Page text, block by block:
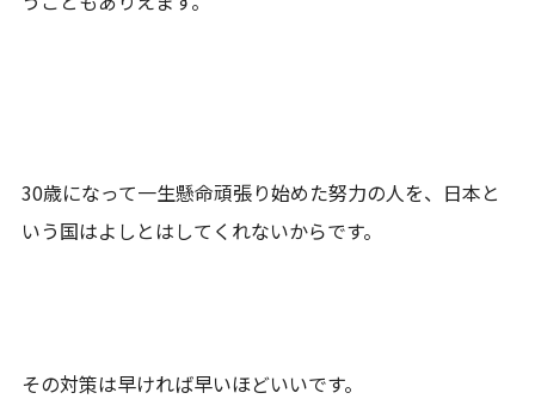
30歳になって一生懸命頑張り始めた努力の人を、日本と
いう国はよしとはしてくれないからです。
その対策は早ければ早いほどいいです。